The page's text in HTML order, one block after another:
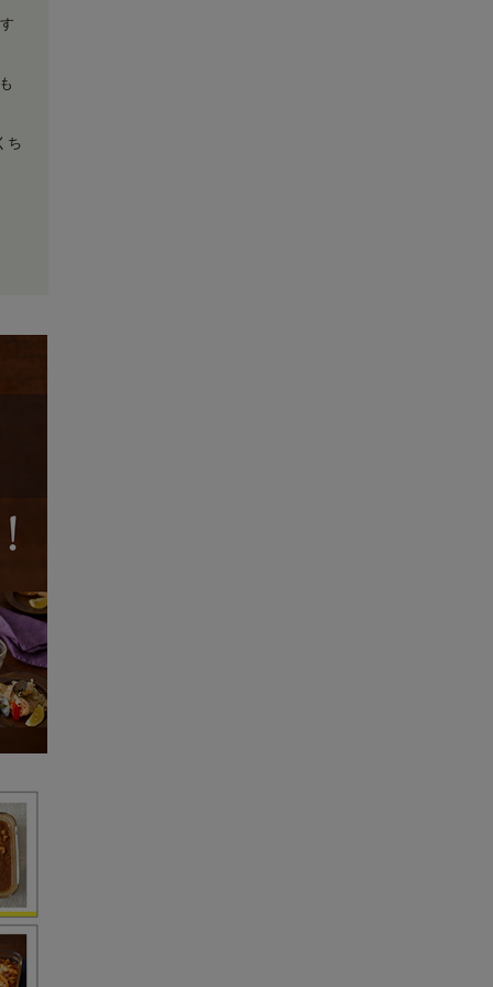
ち